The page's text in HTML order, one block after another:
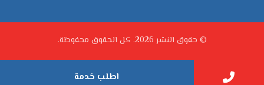
© حقوق النشر 2026. كل الحقوق محفوظة.
اطلب خدمة